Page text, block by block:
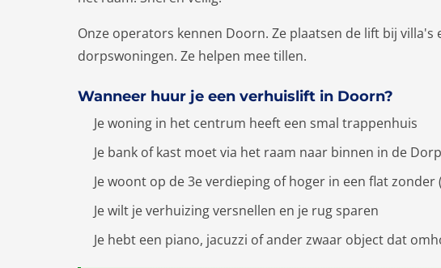
Onze operators kennen Doorn. Ze plaatsen de lift bij villa's
dorpswoningen. Ze helpen mee tillen.
Wanneer huur je een verhuislift in Doorn?
Je woning in het centrum heeft een smal trappenhuis
Je bank of kast moet via het raam naar binnen in de
Je woont op de 3e verdieping of hoger in een flat
Je wilt je verhuizing versnellen en je rug sparen
Je hebt een piano, jacuzzi of ander zwaar object dat